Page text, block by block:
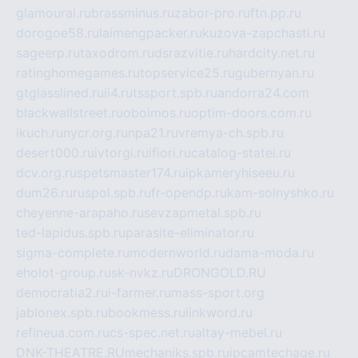
glamourai.rubrassminus.ruzabor-pro.ruftn.pp.ru
dorogoe58.ru laimengpacker.rukuzova-zapchasti.ru
sageerp.rutaxodrom.rudsrazvitie.ru hardcity.net.ru
ratinghomegames.rutopservice25.rugubernyan.ru
gtglasslined.ru ii4.rutssport.spb.ruandorra24.com
blackwallstreet.ruoboimos.ruoptim-doors.com.ru
ikuch.ru nycr.org.ru npa21.ruvremya-ch.spb.ru
desert000.ru ivtorgi.ru ifiori.rucatalog-statei.ru
dcv.org.ruspetsmaster174.ru ipkameryhiseeu.ru
dum26.ru ruspol.spb.rufr-opendp.rukam-solnyshko.ru
cheyenne-arapaho.rusevzapmetal.spb.ru
ted-lapidus.spb.ruparasite-eliminator.ru
sigma-complete.ru modernworld.rudama-moda.ru
eholot-group.rusk-nvkz.ruDRONGOLD.RU
democratia2.ru i-farmer.ru mass-sport.org
jablonex.spb.rubookmess.ru linkword.ru
refineua.com.rucs-spec.net.rualtay-mebel.ru
DNK-THEATRE.RU mechaniks.spb.ru ipcamtechage.ru